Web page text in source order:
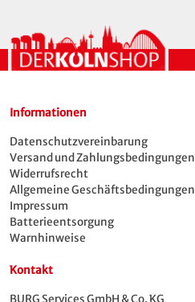
Informationen
Datenschutzvereinbarung
Versand und Zahlungsbedingungen
Widerrufsrecht
Allgemeine Geschäftsbedingungen
Impressum
Batterieentsorgung
Warnhinweise
Kontakt
BURG Services GmbH & Co. KG